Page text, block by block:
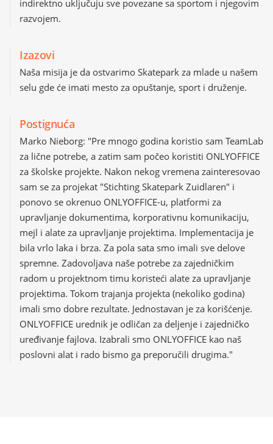
indirektno uključuju sve povezane sa sportom i njegovim
razvojem.
Izazovi
Naša misija je da ostvarimo Skatepark za mlade u našem
selu gde će imati mesto za opuštanje, sport i druženje.
Postignuća
Marko Nieborg: "Pre mnogo godina koristio sam TeamLab
za lične potrebe, a zatim sam počeo koristiti ONLYOFFICE
za školske projekte. Nakon nekog vremena zainteresovao
sam se za projekat "Stichting Skatepark Zuidlaren" i
ponovo se okrenuo ONLYOFFICE-u, platformi za
upravljanje dokumentima, korporativnu komunikaciju,
mejl i alate za upravljanje projektima. Implementacija je
bila vrlo laka i brza. Za pola sata smo imali sve delove
spremne. Zadovoljava naše potrebe za zajedničkim
radom u projektnom timu koristeći alate za upravljanje
projektima. Tokom trajanja projekta (nekoliko godina)
imali smo dobre rezultate. Jednostavan je za korišćenje.
ONLYOFFICE urednik je odličan za deljenje i zajedničko
uređivanje fajlova. Izabrali smo ONLYOFFICE kao naš
poslovni alat i rado bismo ga preporučili drugima."